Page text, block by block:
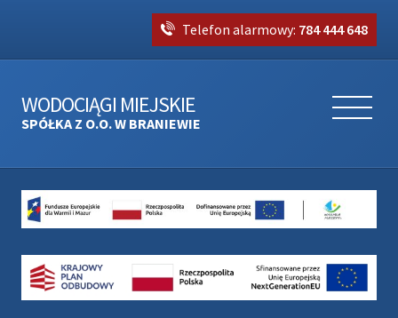
Telefon alarmowy: 784 444 648
WODOCIĄGI MIEJSKIE
SPÓŁKA Z O.O. W BRANIEWIE